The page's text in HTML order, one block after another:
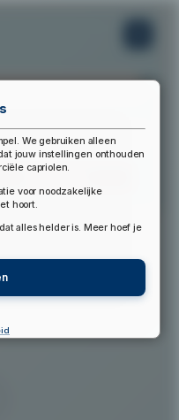
We gebruiken alleen
jouw instellingen onthouden
capriolen.
voor noodzakelijke
hoort.
alles helder is. Meer hoef je